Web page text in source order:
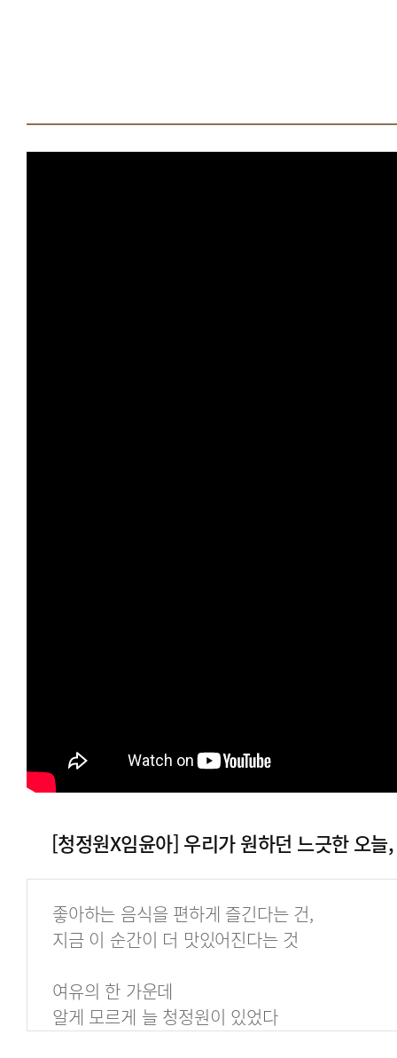
[청정원X임윤아] 우리가 원하던 느긋한 오늘
좋아하는 음식을 편하게 즐긴다는 건,
지금 이 순간이 더 맛있어진다는 것
여유의 한 가운데
알게 모르게 늘 청정원이 있었다